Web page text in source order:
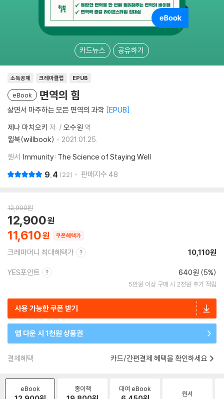
카드뉴스 공유하기
소득공제 크레마클럽 EPUB
eBook 면역의 힘
살면서 마주하는 모든 면역의 과학 EPUB
제나 마치오키 저 오수원 역
윌북(willbook)
2021.01.25.
원서 Immunity: The Science of Staying Well
9.4 22 판매지수 48
12,900원
11,610
12,900
쿠폰혜택가
크레마머니 최대혜택가 10,110원
YES포인트 640원 (5%)
5만원 이상 구매 시 2천원 추가 적립
사용 가능한 쿠폰 받기
앱 다운 시 1천원 상품권
결제혜택 카드/간편결제 혜택을 확인하세요
eBook 종이책 대여 eBook
원서